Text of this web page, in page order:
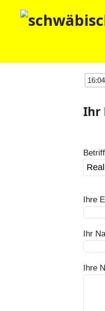
Ihr
Ihre
Ihr
Ihre